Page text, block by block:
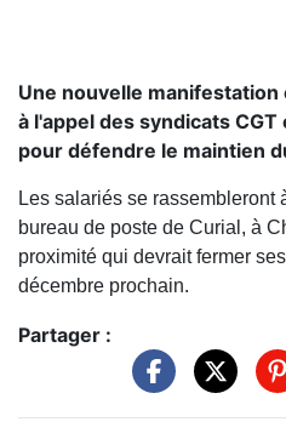
Une nouvelle
à l'appel des syndicats
pour défendre le maintien
Les salariés se rassembleront
bureau de poste de Curial, à
proximité qui devrait fermer
décembre prochain.
Partager :